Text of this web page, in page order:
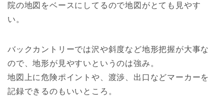
院の地図をベースにしてるので地図がとても見やす
い。
バックカントリーでは沢や斜度など地形把握が大事な
ので、地形が見やすいというのは強み。
地図上に危険ポイントや、渡渉、出口などマーカーを
記録できるのもいいところ。